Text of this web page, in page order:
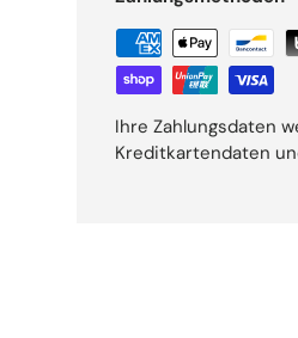
Ihre Zahlungsdaten
Kreditkartendaten